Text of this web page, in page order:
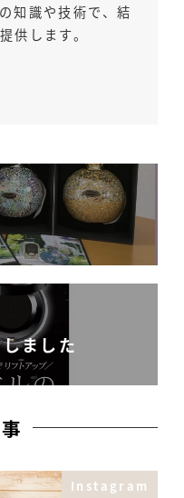
知識や技術で、結
供します。
ました
Instagram